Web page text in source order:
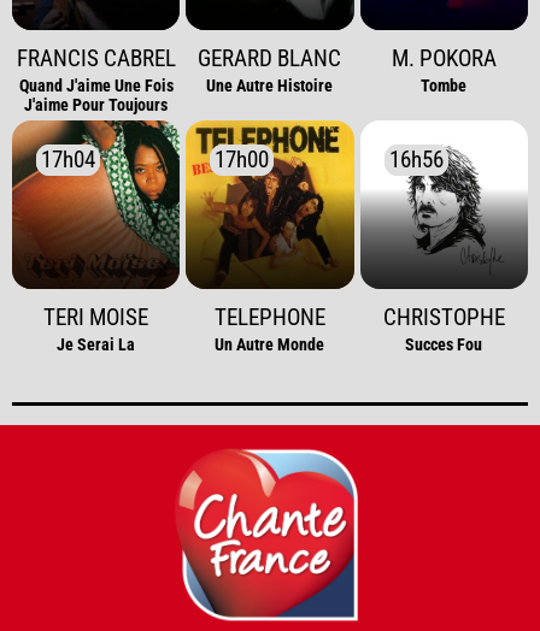
FRANCIS CABREL
Quand J'aime Une Fois
J'aime Pour Toujours
GERARD BLANC
Une Autre Histoire
M. POKORA
Tombe
17h04
17h04
TERI MOISE
Je Serai La
17h00
17h00
TELEPHONE
Un Autre Monde
16h56
16h56
CHRISTOPHE
Succes Fou